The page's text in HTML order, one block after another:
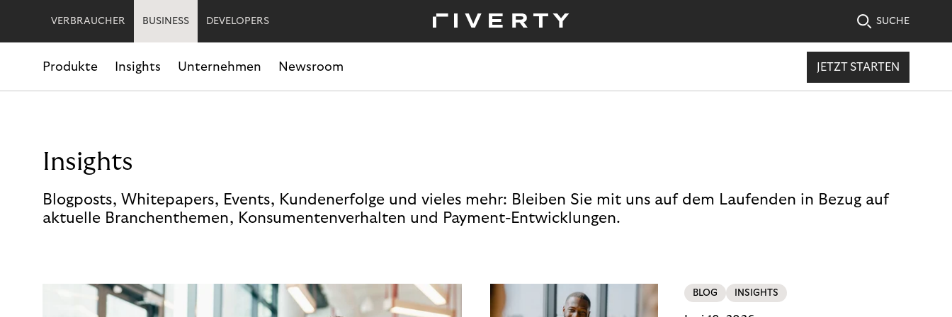
VERBRAUCHER BUSINESS DEVELOPERS SUCHE
Produkte Insights Unternehmen Newsroom JETZT STARTEN
Insights
Blogposts, Whitepapers, Events, Kundenerfolge und vieles mehr: Bleiben Sie mit uns auf dem Laufenden in Bezug auf
aktuelle Branchenthemen, Konsumentenverhalten und Payment-Entwicklungen.
BLOG INSIGHTS